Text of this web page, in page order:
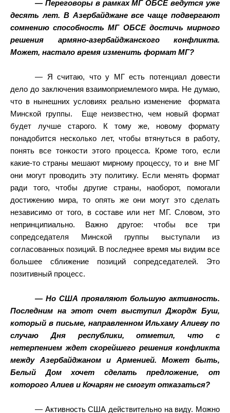
— Переговоры в рамках МГ ОБСЕ ведутся уже
десять лет. В Азербайджане все чаще подвергают
сомнению способность МГ ОБСЕ достичь мирного
решения армяно-азербайджанского конфликта.
Может, настало время изменить формат МГ?
— Я считаю, что у МГ есть потенциал довести
дело до заключения взаимоприемлемого мира. Не думаю,
что в нынешних условиях реально изменение
формата
Минской группы.
Еще неизвестно, чем новый формат
будет лучше старого. К тому же, новому формату
понадобится несколько лет, чтобы втянуться в работу,
понять все тонкости этого процесса. Кроме того, если
какие-то страны мешают мирному процессу, то и
вне МГ
они могут проводить эту политику. Если менять формат
ради того, чтобы другие страны, наоборот, помогали
достижению мира, то опять же они могут это сделать
независимо от того, в составе или нет МГ. Словом, это
непринципиально. Важно другое: чтобы все три
сопредседателя Минской группы выступали из
согласованных позиций. В последнее время мы видим все
большее сближение позиций сопредседателей. Это
позитивный процесс.
— Но США проявляют большую активность.
Последним на этот счет выступил Джордж Буш,
который в письме, направленном Ильхаму Алиеву по
случаю Дня республики, отметил, что с
нетерпением ждет скорейшего решения конфликта
между Азербайджаном и Арменией. Может быть,
Белый Дом хочет сделать предложение, от
которого Алиев и Кочарян не смогут отказаться?
— Активность США действительно на виду. Можно